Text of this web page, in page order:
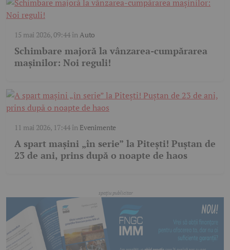
15 mai 2026, 09:44înAuto
Schimbare majoră la vânzarea-cumpărarea
mașinilor: Noi reguli!
11 mai 2026, 17:44în Evenimente
A spart mașini „în serie” la Pitești! Puștan de
23 de ani, prins după o noapte de haos